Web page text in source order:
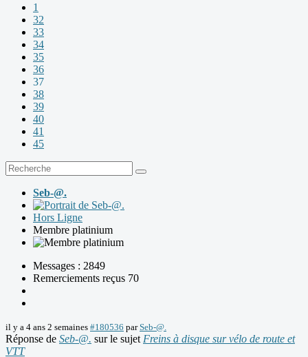
1
32
33
34
35
36
37
38
39
40
41
45
Seb-@.
Hors Ligne
Membre platinium
Messages : 2849
Remerciements reçus 70
il y a 4 ans 2 semaines #180536 parSeb-@.
Réponse de Seb-@. sur le sujet Freins à disque sur vélo de route et
VTT